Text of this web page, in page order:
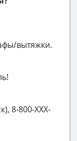
вытяжки.
8-800-XXX-